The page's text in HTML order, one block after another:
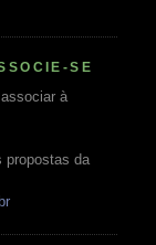
SE
à
propostas da